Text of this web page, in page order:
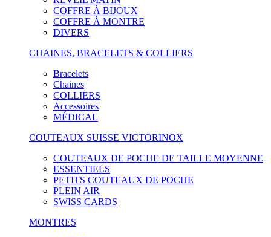
COFFRE À BIJOUX
COFFRE À MONTRE
DIVERS
CHAINES, BRACELETS & COLLIERS
Bracelets
Chaines
COLLIERS
Accessoires
MÉDICAL
COUTEAUX SUISSE VICTORINOX
COUTEAUX DE POCHE DE TAILLE MOYENNE
ESSENTIELS
PETITS COUTEAUX DE POCHE
PLEIN AIR
SWISS CARDS
MONTRES